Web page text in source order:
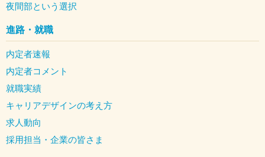
夜間部という選択
進路・就職
内定者速報
内定者コメント
就職実績
キャリアデザインの考え方
求人動向
採用担当・企業の皆さま